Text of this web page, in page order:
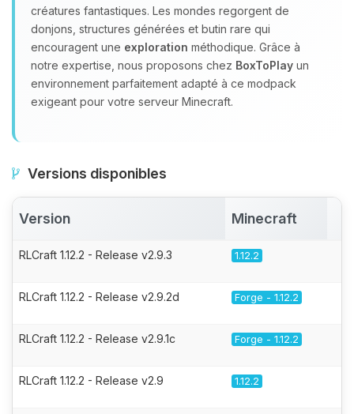
créatures fantastiques. Les mondes regorgent de
donjons, structures générées et butin rare qui
encouragent une exploration méthodique. Grâce à
notre expertise, nous proposons chez BoxToPlay un
environnement parfaitement adapté à ce modpack
exigeant pour votre serveur Minecraft.
Versions disponibles
Version Minecraft
RLCraft 1.12.2 - Release v2.9.3 1.12.2
RLCraft 1.12.2 - Release v2.9.2d Forge - 1.12.2
RLCraft 1.12.2 - Release v2.9.1c Forge - 1.12.2
RLCraft 1.12.2 - Release v2.9 1.12.2